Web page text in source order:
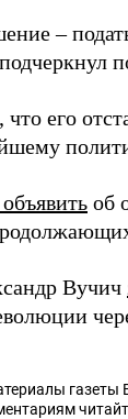
–
его
об
Вучич
газеты